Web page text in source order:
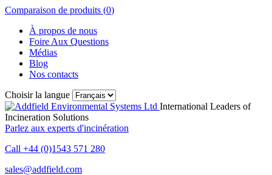
Comparaison de produits (0)
À propos de nous
Foire Aux Questions
Médias
Blog
Nos contacts
Choisir la langue
International Leaders of
Incineration Solutions
Parlez aux experts d'incinération
Call +44 (0)1543 571 280
sales@addfield.com